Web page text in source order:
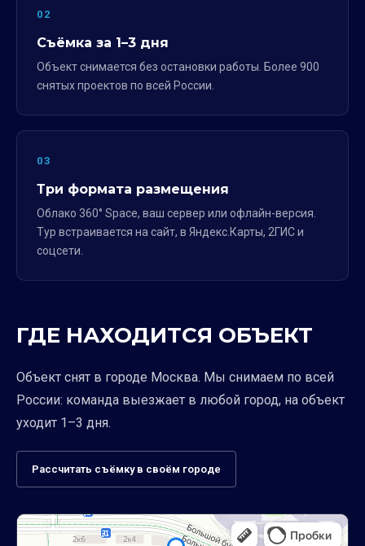
02
Съёмка за 1–3 дня
Объект снимается без остановки работы. Более 900
снятых проектов по всей России.
03
Три формата размещения
Облако 360° Space, ваш сервер или офлайн-версия.
Тур встраивается на сайт, в Яндекс.Карты, 2ГИС и
соцсети.
ГДЕ НАХОДИТСЯ ОБЪЕКТ
Объект снят в городе Москва. Мы снимаем по всей
России: команда выезжает в любой город, на объект
уходит 1–3 дня.
Рассчитать съёмку в своём городе